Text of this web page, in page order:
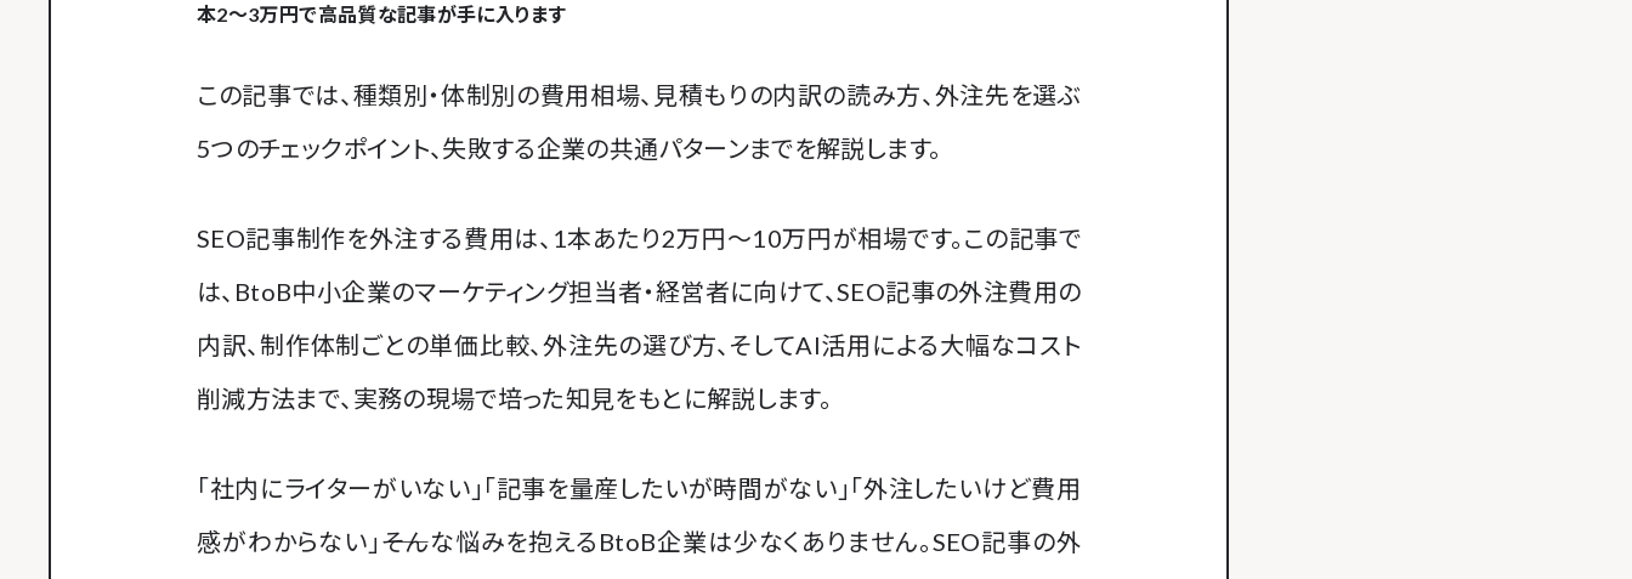
本2〜3万円で高品質な記事が手に入ります
この記事では、種類別・体制別の費用相場、見積もりの内訳の読み方、外注先を選ぶ
5つのチェックポイント、失敗する企業の共通パターンまでを解説します。
SEO記事制作を外注する費用は、1本あたり2万円〜10万円が相場です。この記事で
は、BtoB中小企業のマーケティング担当者・経営者に向けて、SEO記事の外注費用の
内訳、制作体制ごとの単価比較、外注先の選び方、そしてAI活用による大幅なコスト
削減方法まで、実務の現場で培った知見をもとに解説します。
「社内にライターがいない」「記事を量産したいが時間がない」「外注したいけど費用
感がわからない」――そんな悩みを抱えるBtoB企業は少なくありません。SEO記事の外